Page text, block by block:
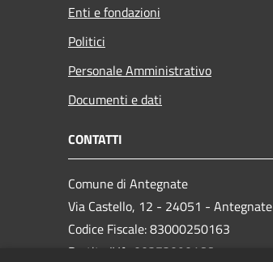
Enti e fondazioni
Politici
Personale Amministrativo
Documenti e dati
CONTATTI
Comune di Antegnate
Via Castello, 12 - 24051 - Antegnate
Codice Fiscale: 83000250163
Partita IVA: 00373090166